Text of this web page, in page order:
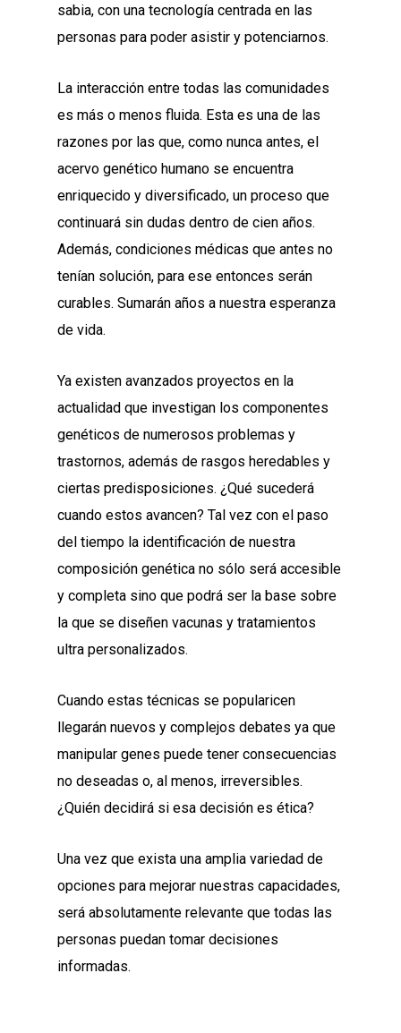
sabia, con una tecnología centrada en las
personas para poder asistir y potenciarnos.
La interacción entre todas las comunidades
es más o menos fluida. Esta es una de las
razones por las que, como nunca antes, el
acervo genético humano se encuentra
enriquecido y diversificado, un proceso que
continuará sin dudas dentro de cien años.
Además, condiciones médicas que antes no
tenían solución, para ese entonces serán
curables. Sumarán años a nuestra esperanza
de vida.
Ya existen avanzados proyectos en la
actualidad que investigan los componentes
genéticos de numerosos problemas y
trastornos, además de rasgos heredables y
ciertas predisposiciones. ¿Qué sucederá
cuando estos avancen? Tal vez con el paso
del tiempo la identificación de nuestra
composición genética no sólo será accesible
y completa sino que podrá ser la base sobre
la que se diseñen vacunas y tratamientos
ultra personalizados.
Cuando estas técnicas se popularicen
llegarán nuevos y complejos debates ya que
manipular genes puede tener consecuencias
no deseadas o, al menos, irreversibles.
¿Quién decidirá si esa decisión es ética?
Una vez que exista una amplia variedad de
opciones para mejorar nuestras capacidades,
será absolutamente relevante que todas las
personas puedan tomar decisiones
informadas.